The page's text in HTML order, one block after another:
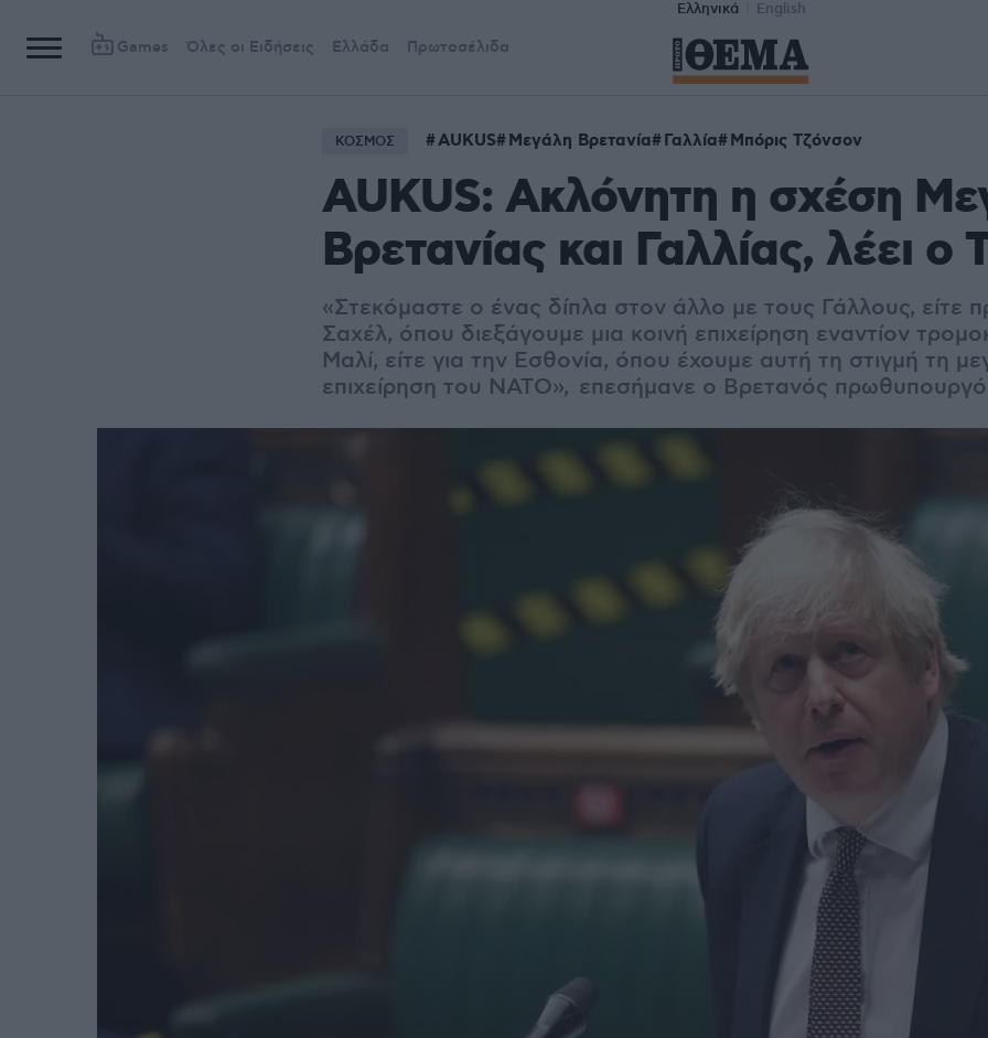
Ελληνικά English
Games Όλες οι Ειδήσεις Ελλάδα Πρωτοσέλιδα
ΚΟΣΜΟΣ AUKUS Μεγάλη Βρετανία Γαλλία Μπόρις Τζόνσον
AUKUS: Ακλόνητη η σχέση
Βρετανίας και Γαλλίας, λέει ο
«Στεκόμαστε ο ένας δίπλα στον άλλο με τους Γάλλους, είτε
Σαχέλ, όπου διεξάγουμε μια κοινή επιχείρηση εναντίον
Μαλί, είτε για την Εσθονία, όπου έχουμε αυτή τη στιγμή τη
επιχείρηση του ΝΑΤΟ», επεσήμανε ο Βρετανός